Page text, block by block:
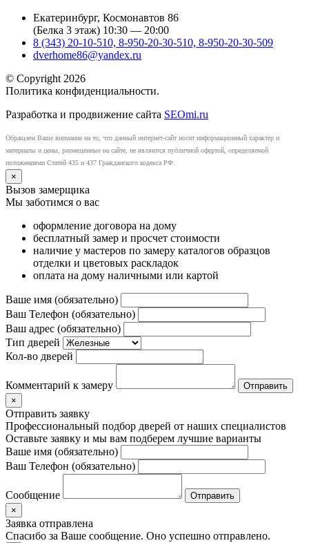
Екатеринбург, Космонавтов 86
(Белка 3 этаж) 10:30 — 20:00
8 (343) 20-10-510, 8-950-20-30-510, 8-950-20-30-509
dverhome86@yandex.ru
© Copyright 2026
Политика конфиденциальности.
Разработка и продвижение сайта SEOmi.ru
Обращаем Ваше внимание на то, что данный интернет-сайт носит информационный характер и
материалы и цены, размещенные на сайте, не являются публичной офертой, определяемой
положениями Статей 435 и 437 Гражданского кодекса РФ.
×
Вызов замерщика
Мы заботимся о вас
оформление договора на дому
бесплатный замер и просчет стоимости
наличие у мастеров по замеру каталогов образцов
отделки и цветовых раскладок
оплата на дому наличными или картой
Ваше имя (обязательно)
Ваш Телефон (обязательно)
Ваш адрес (обязательно)
Тип дверей
Кол-во дверей
Комментарий к замеру
×
Отправить заявку
Профессиональный подбор дверей от наших специалистов
Оставьте заявку и мы вам подберем лучшие варианты
Ваше имя (обязательно)
Ваш Телефон (обязательно)
Сообщение
×
Заявка отправлена
Спасибо за Ваше сообщение. Оно успешно отправлено.